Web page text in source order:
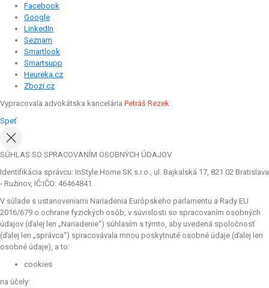
Facebook
Google
LinkedIn
Seznam
Smartlook
Smartsupp
Heureka.cz
Zbozi.cz
Vypracovala advokátska kancelária Petráš Rezek
Speť
SÚHLAS SO SPRACOVANÍM OSOBNÝCH ÚDAJOV
Identifikácia správcu: InStyle Home SK s.r.o., ul. Bajkalská 17, 821 02 Bratislava
- Ružinov, IČ:IČO: 46464841.
V súlade s ustanoveniami Nariadenia Európskeho parlamentu a Rady EU
2016/679 o ochrane fyzických osôb, v súvislosti so spracovaním osobných
údajov (ďalej len „Nariadenie“) súhlasím s týmto, aby uvedená spoločnosť
(ďalej len „správca“) spracovávala mnou poskytnuté osobné údaje (ďalej len
osobné údaje), a to:
cookies
na účely: